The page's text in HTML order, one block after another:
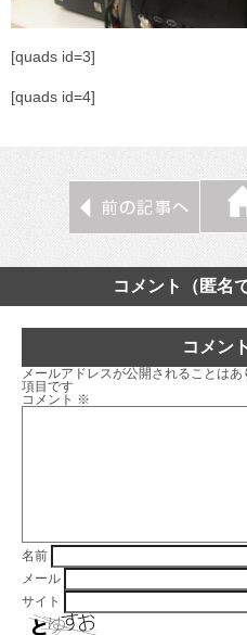
[quads id=3]
[quads id=4]
コメント（匿名
コメン
メールアドレスが公開されることはあ
項目です
コメント ※
名前
メール
サイト